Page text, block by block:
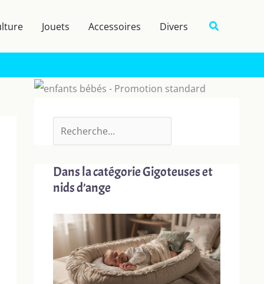
Jouets Accessoires Divers Rechercher
e
e
r
Dans la catégorie Gigoteuses et
nids d’ange